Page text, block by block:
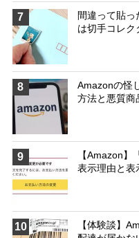
7
間違って貼っ
は切手コレク
8
Amazonの怪
方法と悪質商
9
【Amazon
表示理由と表
10
【体験談】